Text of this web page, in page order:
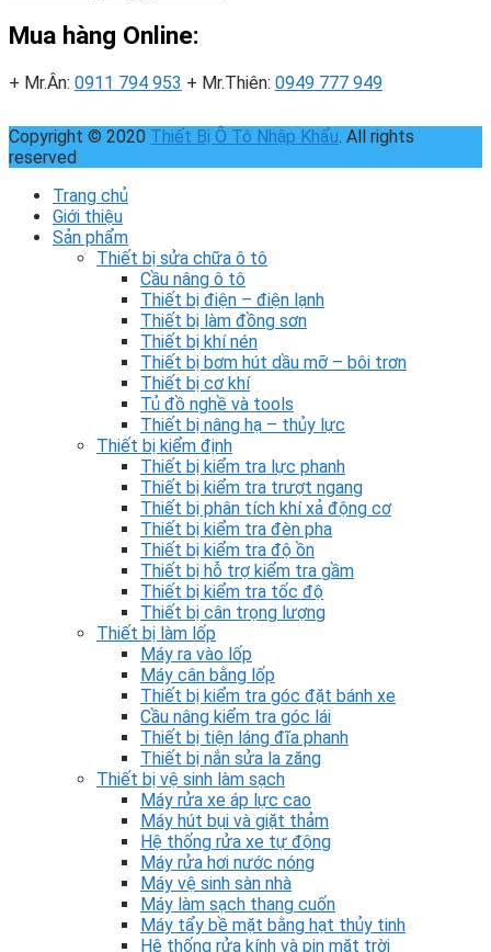
Mua hàng Online:
+ Mr.Ân: 0911 794 953 + Mr.Thiên: 0949 777 949
Copyright © 2020 Thiết Bị Ô Tô Nhập Khẩu. All rights
reserved
Trang chủ
Giới thiệu
Sản phẩm
Thiết bị sửa chữa ô tô
Cầu nâng ô tô
Thiết bị điện – điện lạnh
Thiết bị làm đồng sơn
Thiết bị khí nén
Thiết bị bơm hút dầu mỡ – bôi trơn
Thiết bị cơ khí
Tủ đồ nghề và tools
Thiết bị nâng hạ – thủy lực
Thiết bị kiểm định
Thiết bị kiểm tra lực phanh
Thiết bị kiểm tra trượt ngang
Thiết bị phân tích khí xả động cơ
Thiết bị kiểm tra đèn pha
Thiết bị kiểm tra độ ồn
Thiết bị hỗ trợ kiểm tra gầm
Thiết bị kiểm tra tốc độ
Thiết bị cân trọng lượng
Thiết bị làm lốp
Máy ra vào lốp
Máy cân bằng lốp
Thiết bị kiểm tra góc đặt bánh xe
Cầu nâng kiểm tra góc lái
Thiết bị tiện láng đĩa phanh
Thiết bị nắn sửa la zăng
Thiết bị vệ sinh làm sạch
Máy rửa xe áp lực cao
Máy hút bụi và giặt thảm
Hệ thống rửa xe tự động
Máy rửa hơi nước nóng
Máy vệ sinh sàn nhà
Máy làm sạch thang cuốn
Máy tẩy bề mặt bằng hạt thủy tinh
Hệ thống rửa kính và pin mặt trời